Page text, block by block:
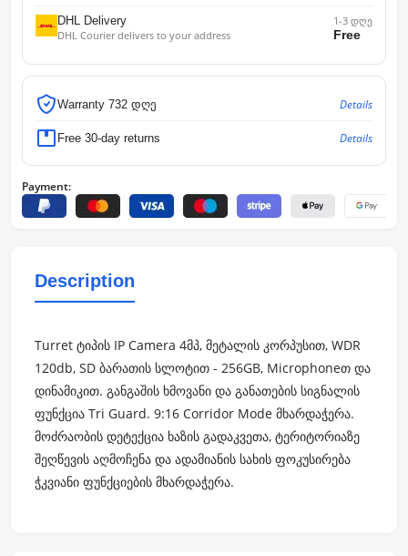
DHL Delivery
DHL Courier delivers to your address
1-3 დღე
Free
Warranty 732 დღე Details
Free 30-day returns Details
Payment:
Description
Turret ტიპის IP Camera 4მპ, მეტალის კორპუსით, WDR
120db, SD ბარათის სლოტით - 256GB, Microphoneთ და
დინამიკით. განგაშის ხმოვანი და განათების სიგნალის
ფუნქცია Tri Guard. 9:16 Corridor Mode მხარდაჭერა.
მოძრაობის დეტექცია ხაზის გადაკვეთა, ტერიტორიაზე
შეღწევის აღმოჩენა და ადამიანის სახის ფოკუსირება
ჭკვიანი ფუნქციების მხარდაჭერა.